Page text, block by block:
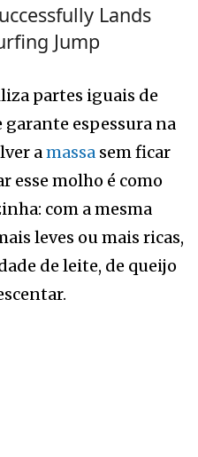
Lands
Jump
partes iguais de
espessura na
amassa sem ficar
esse molho é como
com a mesma
leves ou mais ricas,
de leite, de queijo